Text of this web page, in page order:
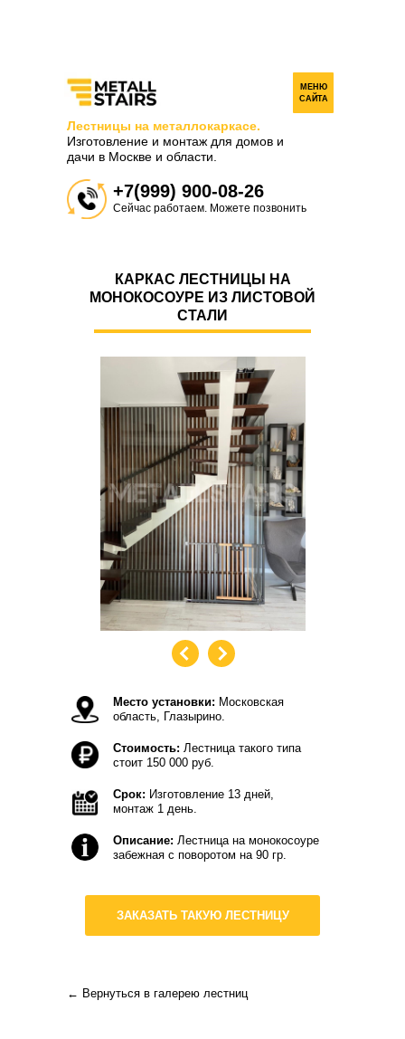
+7(999) 900-08-26
Сейчас работаем. Можете позвонить
Лестницы на металлокаркасе.
Изготовление и монтаж для домов и
дачи в Москве и области.
МЕНЮ
САЙТА
КАРКАС ЛЕСТНИЦЫ НА
МОНОКОСОУРЕ ИЗ ЛИСТОВОЙ
СТАЛИ
Место установки: Московская
область, Глазырино.
Описание: Лестница на монокосоуре
забежная с поворотом на 90 гр.
Срок: Изготовление 13 дней,
монтаж 1 день.
Стоимость: Лестница такого типа
стоит 150 000 руб.
ЗАКАЗАТЬ ТАКУЮ ЛЕСТНИЦУ
← Вернуться в галерею лестниц